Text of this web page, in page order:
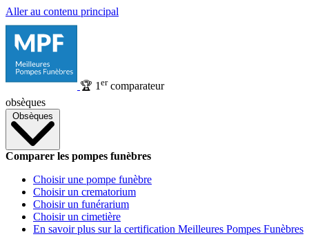
Aller au contenu principal
🏆 1 ercomparateur
obsèques
Obsèques
Comparer les pompes funèbres
Choisir une pompe funèbre
Choisir un crematorium
Choisir un funérarium
Choisir un cimetière
En savoir plus sur la certification Meilleures Pompes Funèbres